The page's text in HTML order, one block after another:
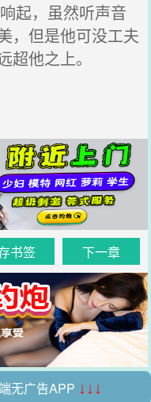
起，虽然听声音
，但是他可没工夫
他之上。
书签 下一章
无广告APP ↓↓↓